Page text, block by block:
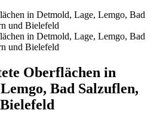
Oberflächen in
Bad Salzuflen,